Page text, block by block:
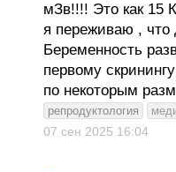
мЗв!!!! Это как 15
я переживаю , что
Беременность
первому
по некоторым
репродуктология
07 сен 2025 16:04